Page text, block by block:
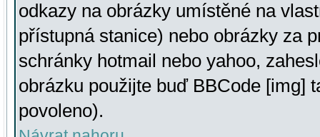
odkazy na obrázky umístěné na
přístupná stanice) nebo obrázky za
schránky hotmail nebo yahoo,
obrázku použijte buď BBCode [img]
povoleno).